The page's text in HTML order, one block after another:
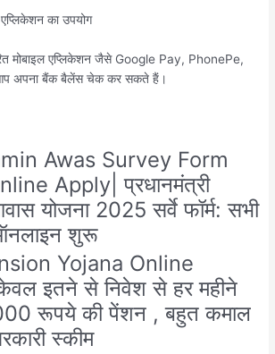
का उपयोग
मोबाइल एप्लिकेशन जैसे Google Pay, PhonePe,
अपना बैंक बैलेंस चेक कर सकते हैं।
Awas Survey Form
Apply| प्रधानमंत्री
योजना 2025 सर्वे फॉर्म: सभी
शुरू
Yojana Online
इतने से निवेश से हर महीने
रूपये की पेंशन , बहुत कमाल
स्कीम